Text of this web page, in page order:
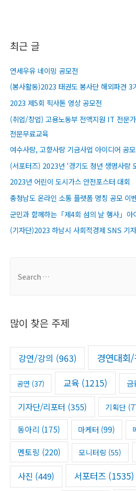
최근 글
연세우유 네이밍 공모전
(봉사활동)2023 태권도 봉사단 해외파견 3
2023 제5회 픽사톤 영상 공모전
(취업/창업) 고용노동부 전액지원 IT 전문
전문무료교육​
여수사랑, 고향사랑 기금사업 아이디어 공
(서포터즈) 2023년 ‘경기도 청년 생명사랑
2023년 어린이 도시가스 안전포스터 대회
충청남도 온라인 소통 플랫폼 명칭 공모 이
군민과 함께하는「제4회 섬의 날 행사」아
(기자단)2023 하남시 사회적경제 SNS 기
c
f
:
많이 찾은 주제
강연/강의 (963) 경연대회
공연 (37) 교육(1215) 금
기자단/리포터 (355) 기획단
동아리 (175) 마케터 (99)
멘토링 (220) 모니터링 (55)
사진 (449) 서포터즈 (1535)